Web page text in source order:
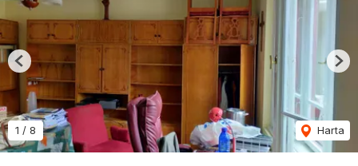
1 / 8 Harta
Previous